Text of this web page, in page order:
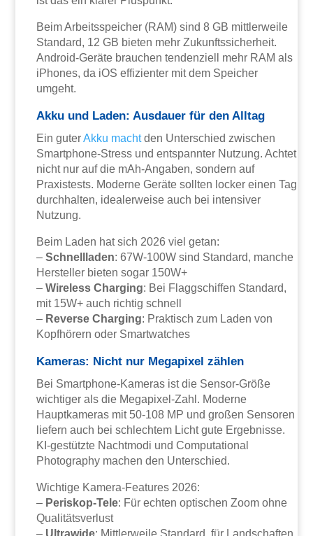
Beim Arbeitsspeicher (RAM) sind 8 GB mittlerweile
Standard, 12 GB bieten mehr Zukunftssicherheit.
Android-Geräte brauchen tendenziell mehr RAM als
iPhones, da iOS effizienter mit dem Speicher
umgeht.
Akku und Laden: Ausdauer für den Alltag
Ein guterAkku machtden Unterschied zwischen
Smartphone-Stress und entspannter Nutzung. Achtet
nicht nur auf die mAh-Angaben, sondern auf
Praxistests. Moderne Geräte sollten locker einen Tag
durchhalten, idealerweise auch bei intensiver
Nutzung.
Beim Laden hat sich 2026 viel getan:
–Schnellladen: 67W-100W sind Standard, manche
Hersteller bieten sogar 150W+
–Wireless Charging: Bei Flaggschiffen Standard,
mit 15W+ auch richtig schnell
– Reverse Charging: Praktisch zum Laden von
Kopfhörern oder Smartwatches
Kameras: Nicht nur Megapixel zählen
Bei Smartphone-Kameras ist die Sensor-Größe
wichtiger als die Megapixel-Zahl. Moderne
Hauptkameras mit 50-108 MP und großen Sensoren
liefern auch bei schlechtem Licht gute Ergebnisse.
KI-gestützte Nachtmodi und Computational
Photography machen den Unterschied.
Wichtige Kamera-Features 2026:
– Periskop-Tele: Für echten optischen Zoom ohne
Qualitätsverlust
– Ultrawide: Mittlerweile Standard, für Landschaften